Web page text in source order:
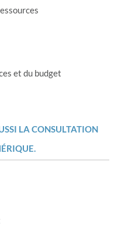
et du budget
LA CONSULTATION